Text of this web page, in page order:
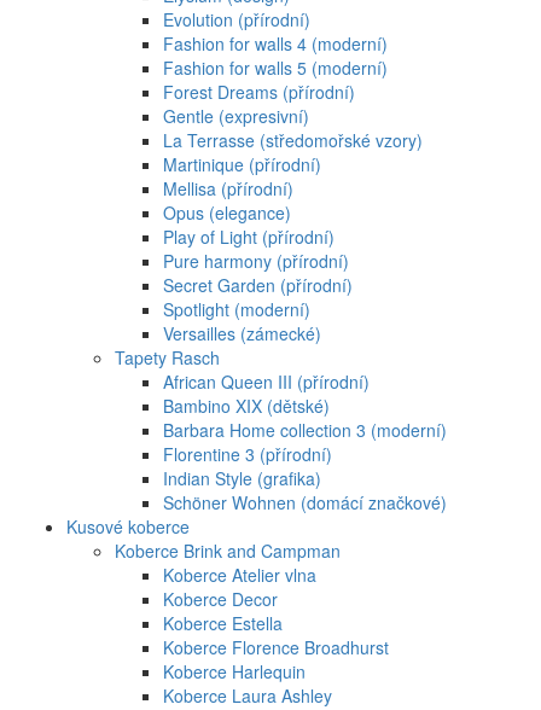
Evolution (přírodní)
Fashion for walls 4 (moderní)
Fashion for walls 5 (moderní)
Forest Dreams (přírodní)
Gentle (expresivní)
La Terrasse (středomořské vzory)
Martinique (přírodní)
Mellisa (přírodní)
Opus (elegance)
Play of Light (přírodní)
Pure harmony (přírodní)
Secret Garden (přírodní)
Spotlight (moderní)
Versailles (zámecké)
Tapety Rasch
African Queen III (přírodní)
Bambino XIX (dětské)
Barbara Home collection 3 (moderní)
Florentine 3 (přírodní)
Indian Style (grafika)
Schöner Wohnen (domácí značkové)
Kusové koberce
Koberce Brink and Campman
Koberce Atelier vlna
Koberce Decor
Koberce Estella
Koberce Florence Broadhurst
Koberce Harlequin
Koberce Laura Ashley